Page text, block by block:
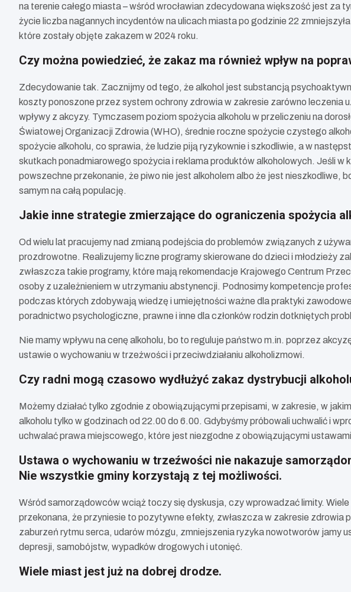
na terenie całego miasta – wśród wrocławian zdecydowana większość jest za
życie liczba nagannych incydentów na ulicach miasta po godzinie 22
które zostały objęte zakazem w 2024 roku.
Czy można powiedzieć, że zakaz ma również wpływ na
Zdecydowanie tak. Zacznijmy od tego, że alkohol jest substancją
koszty ponoszone przez system ochrony zdrowia w zakresie zarówno leczenia
wpływy z akcyzy. Tymczasem poziom spożycia alkoholu w przeliczeniu na
Światowej Organizacji Zdrowia (WHO), średnie roczne spożycie czystego
spożycie alkoholu, co sprawia, że ludzie piją ryzykownie i szkodliwie, a w
skutkach ponadmiarowego spożycia i reklama produktów alkoholowych. Jeśli
powszechne przekonanie, że piwo nie jest alkoholem albo że jest
samym na całą populację.
Jakie inne strategie zmierzające do ograniczenia spożycia
Od wielu lat pracujemy nad zmianą podejścia do problemów związanych z
prozdrowotne. Realizujemy liczne programy skierowane do dzieci i młodzieży
zwłaszcza takie programy, które mają rekomendacje Krajowego Centrum
osoby z uzależnieniem w utrzymaniu abstynencji. Podnosimy kompetencje
podczas których zdobywają wiedzę i umiejętności ważne dla praktyki
poradnictwo psychologiczne, prawne i inne dla członków rodzin dotkniętych
Nie mamy wpływu na cenę alkoholu, bo to reguluje państwo m.in. poprzez
ustawie o wychowaniu w trzeźwości i przeciwdziałaniu alkoholizmowi.
Czy radni mogą czasowo wydłużyć zakaz dystrybucji
Możemy działać tylko zgodnie z obowiązującymi przepisami, w zakresie, w
alkoholu tylko w godzinach od 22.00 do 6.00. Gdybyśmy próbowali uchwalić i
uchwalać prawa miejscowego, które jest niezgodne z obowiązującymi
Ustawa o wychowaniu w trzeźwości nie nakazuje
Nie wszystkie gminy korzystają z tej możliwości.
Wśród samorządowców wciąż toczy się dyskusja, czy wprowadzać limity.
przekonana, że przyniesie to pozytywne efekty, zwłaszcza w zakresie
zaburzeń rytmu serca, udarów mózgu, zmniejszenia ryzyka nowotworów jamy
depresji, samobójstw, wypadków drogowych i utonięć.
Wiele miast jest już na dobrej drodze.